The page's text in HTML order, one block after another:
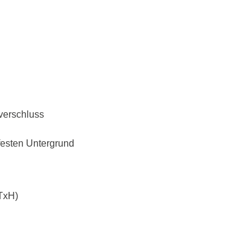
Untergrund